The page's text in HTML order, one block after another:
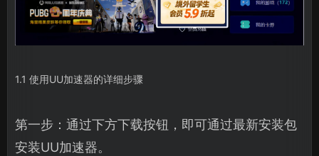
1.1 使用UU加速器的详细步骤
第一步：通过下方下载按钮，即可通过最新安装包
安装UU加速器。